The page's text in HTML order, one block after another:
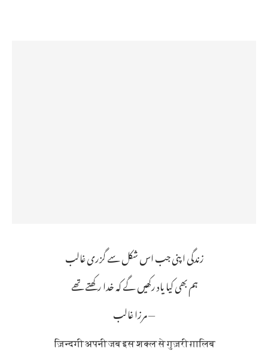
زندگی اپنی جب اس شکل سے گزری غالب
ہم بھی کیا یاد رکھیں گے کہ خدا رکھتے تھے
— مرزا غالب
ज़िन्दगी अपनी जब इस शक्ल से गुज़री ग़ालिब